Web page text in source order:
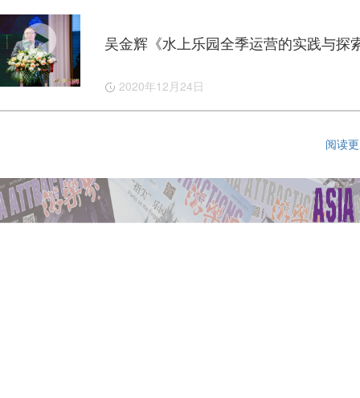
吴金辉《水上乐园全季运营的实践与探
 2020年12月24日
阅读